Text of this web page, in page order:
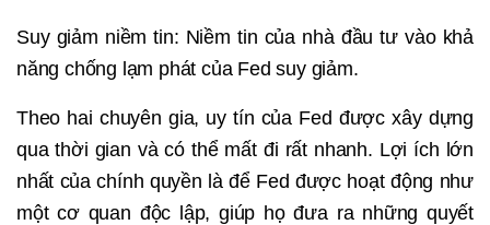
Suy giảm niềm tin: Niềm tin của nhà đầu tư vào khả
năng chống lạm phát của Fed suy giảm.
Theo hai chuyên gia, uy tín của Fed được xây dựng
qua thời gian và có thể mất đi rất nhanh. Lợi ích lớn
nhất của chính quyền là để Fed được hoạt động như
một cơ quan độc lập, giúp họ đưa ra những quyết